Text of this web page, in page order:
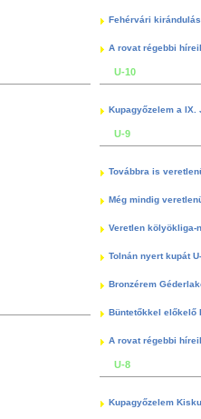
Fehérvári kirándulás
A rovat régebbi
U-10
Kupagyőzelem a
U-9
Továbbra is
Még mindig
Veretlen kölyökliga-
Tolnán nyert kupát
Bronzérem
Büntetőkkel előkelő
A rovat régebbi
U-8
Kupagyőzelem